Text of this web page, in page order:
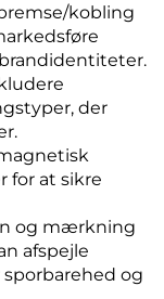
kobling
der
for at sikre
og mærkning
afspejle
og